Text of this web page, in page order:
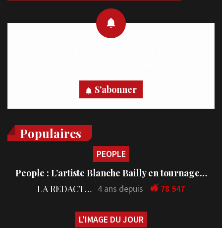
S'abonner
Populaires
PEOPLE
People : L’artiste Blanche Bailly en tournage…
LA REDACTION 4 ans depuis 78 547
L'IMAGE DU JOUR